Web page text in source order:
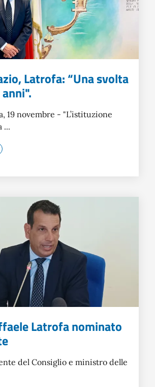
Latrofa: “Una svolta
19 novembre - "L’istituzione
...
Latrofa nominato
del Consiglio e ministro delle